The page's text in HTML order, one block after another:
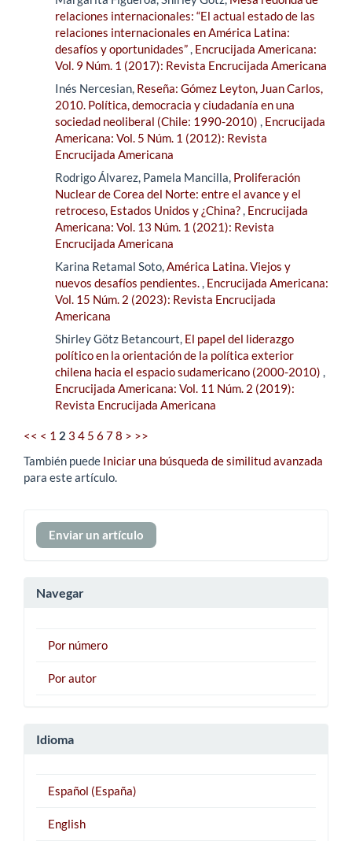
relaciones internacionales: “El actual estado de las
relaciones internacionales en América Latina:
desafíos y oportunidades”, Encrucijada Americana:
Vol. 9 Núm. 1 (2017): Revista Encrucijada Americana
Inés Nercesian, Reseña: Gómez Leyton, Juan Carlos,
2010. Política, democracia y ciudadanía en una
sociedad neoliberal (Chile: 1990-2010) , Encrucijada
Americana: Vol. 5 Núm. 1 (2012): Revista
Encrucijada Americana
Rodrigo Álvarez, Pamela Mancilla, Proliferación
Nuclear de Corea del Norte: entre el avance y el
retroceso, Estados Unidos y ¿China?, Encrucijada
Americana: Vol. 13 Núm. 1 (2021): Revista
Encrucijada Americana
Karina Retamal Soto,América Latina. Viejos y
nuevos desafíos pendientes., Encrucijada Americana:
Vol. 15 Núm. 2 (2023): Revista Encrucijada
Americana
Shirley Götz Betancourt, El papel del liderazgo
político en la orientación de la política exterior
chilena hacia el espacio sudamericano (2000-2010) ,
Encrucijada Americana: Vol. 11 Núm. 2 (2019):
Revista Encrucijada Americana
<< < 1 2 3 4 5 6 78 > >>
También puede Iniciar una búsqueda de similitud avanzada
para este artículo.
Enviar
un
Enviar un artículo
Navegar
Por número
Por autor
Idioma
Español (España)
English